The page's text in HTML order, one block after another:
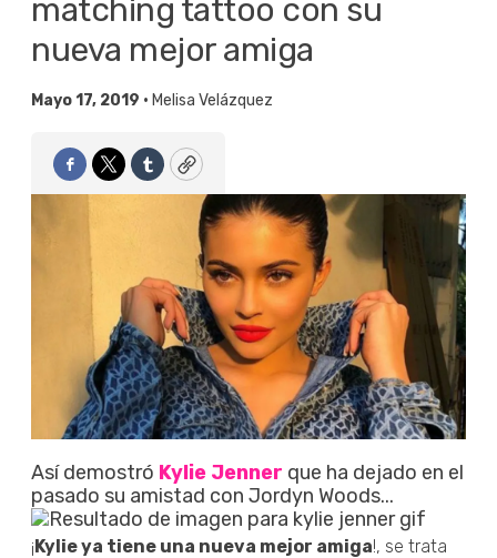
matching tattoo con su
nueva mejor amiga
Mayo 17, 2019 • Melisa Velázquez
Facebook
TwitterTumblrCopy
Así demostró Kylie Jenner que ha dejado en el
pasado su amistad con Jordyn Woods...
¡Kylie ya tiene una nueva mejor amiga!, se trata